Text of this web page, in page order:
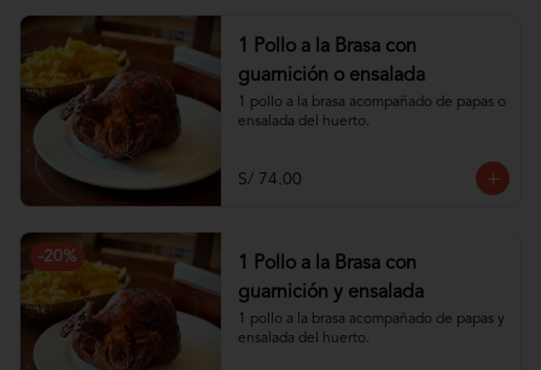
1 Pollo a la Brasa con
guarnición o ensalada
1 pollo a la brasa acompañado de papas o
ensalada del huerto.
S/ 74.00
-20%
1 Pollo a la Brasa con
guarnición y ensalada
1 pollo a la brasa acompañado de papas y
ensalada del huerto.